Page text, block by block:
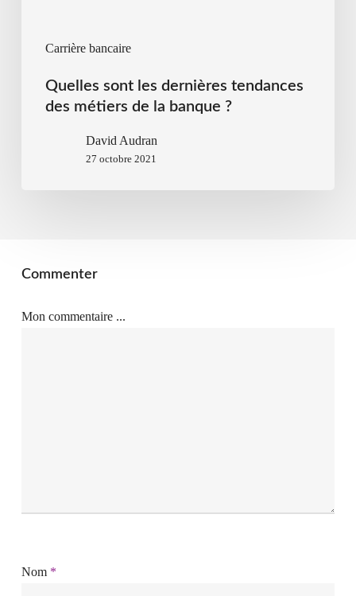
Carrière bancaire
Quelles sont les dernières tendances
des métiers de la banque ?
David Audran
27 octobre 2021
Commenter
Mon commentaire ...
Nom *